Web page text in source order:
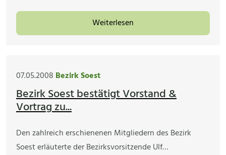
Weiterlesen
07.05.2008 Bezirk Soest
Bezirk Soest bestätigt Vorstand &
Vortrag zu...
Den zahlreich erschienenen Mitgliedern des Bezirk
Soest erläuterte der Bezirksvorsitzende Ulf…